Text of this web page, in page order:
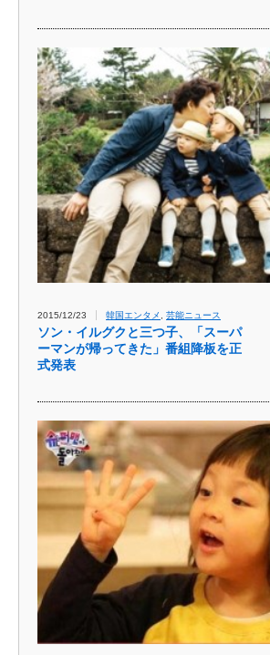
2015/12/23 韓国エンタメ 芸能ニュース
ソン・イルグクと三つ子、「スーパ
ーマンが帰ってきた」番組降板を正
式発表